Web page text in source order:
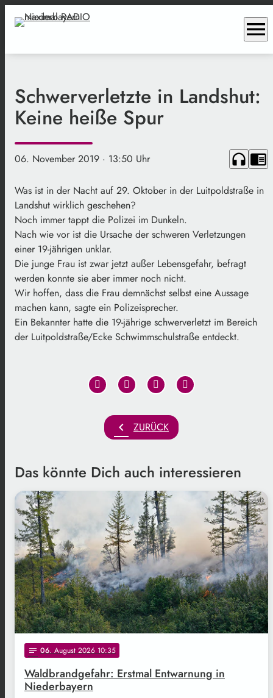
menu
Schwerverletzte in Landshut:
Keine heiße Spur
06. November 2019 · 13:50 Uhr headphones chrome_reader_mode
Was ist in der Nacht auf 29. Oktober in der Luitpoldstraße in
Landshut wirklich geschehen?
Noch immer tappt die Polizei im Dunkeln.
Nach wie vor ist die Ursache der schweren Verletzungen
einer 19-jährigen unklar.
Die junge Frau ist zwar jetzt außer Lebensgefahr, befragt
werden konnte sie aber immer noch nicht.
Wir hoffen, dass die Frau demnächst selbst eine Aussage
machen kann, sagte ein Polizeisprecher.
Ein Bekannter hatte die 19-jährige schwerverletzt im Bereich
der Luitpoldstraße/Ecke Schwimmschulstraße entdeckt.
chevron_left ZURÜCK
Das könnte Dich auch interessieren
Freepik
notes 06. August 2026 10:35
Waldbrandgefahr: Erstmal Entwarnung in
Niederbayern